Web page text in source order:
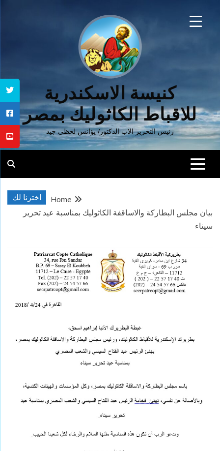
كنيسة الاسكندرية
للاقباط الكاثوليك بمصر
رئيس التحرير الاب الدكتور/ يؤانس لحظي جيد
اخترنا لك
Home
بيان مجلس البطاركة والاساقفة الكاثوليك بمناسبة عيد تحرير
سيناء